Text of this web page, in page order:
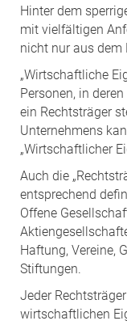
Hinter dem
mit vielfältigen
nicht nur aus dem
„Wirtschaftliche
Personen, in
ein Rechtsträger
Unternehmens
„Wirtschaftlicher
Auch die
entsprechend
Offene
Haftung, Vereine,
Stiftungen.
Jeder
wirtschaftlichen